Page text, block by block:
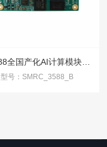
RK3588全国产化AI计算模块（COME）
型号：SMRC_3588_B